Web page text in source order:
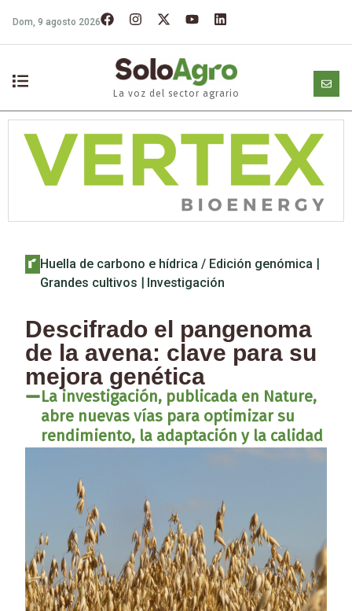
Dom, 9 agosto 2026
La voz del sector agrario
Huella de carbono e hídrica / Edición genómica |
Grandes cultivos | Investigación
Descifrado el pangenoma
de la avena: clave para su
mejora genética
La investigación, publicada en Nature,
abre nuevas vías para optimizar su
rendimiento, la adaptación y la calidad